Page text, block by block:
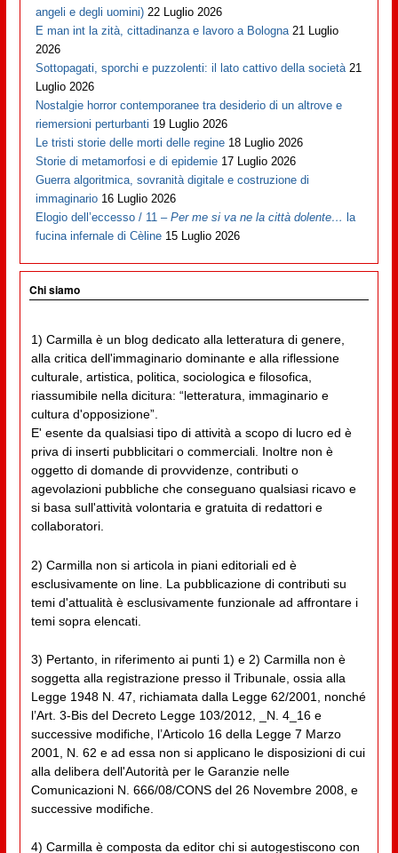
angeli e degli uomini) 22 Luglio 2026
E man int la zità, cittadinanza e lavoro a Bologna 21 Luglio
2026
Sottopagati, sporchi e puzzolenti: il lato cattivo della società 21
Luglio 2026
Nostalgie horror contemporanee tra desiderio di un altrove e
riemersioni perturbanti 19 Luglio 2026
Le tristi storie delle morti delle regine 18 Luglio 2026
Storie di metamorfosi e di epidemie 17 Luglio 2026
Guerra algoritmica, sovranità digitale e costruzione di
immaginario 16 Luglio 2026
Elogio dell’eccesso / 11 –Per me si va ne la città dolente… la
fucina infernale di Cèline 15 Luglio 2026
Chi siamo
1) Carmilla è un blog dedicato alla letteratura di genere,
alla critica dell'immaginario dominante e alla riflessione
culturale, artistica, politica, sociologica e filosofica,
riassumibile nella dicitura: “letteratura, immaginario e
cultura d'opposizione”.
E' esente da qualsiasi tipo di attività a scopo di lucro ed è
priva di inserti pubblicitari o commerciali. Inoltre non è
oggetto di domande di provvidenze, contributi o
agevolazioni pubbliche che conseguano qualsiasi ricavo e
si basa sull'attività volontaria e gratuita di redattori e
collaboratori.
2) Carmilla non si articola in piani editoriali ed è
esclusivamente on line. La pubblicazione di contributi su
temi d'attualità è esclusivamente funzionale ad affrontare i
temi sopra elencati.
3) Pertanto, in riferimento ai punti 1) e 2) Carmilla non è
soggetta alla registrazione presso il Tribunale, ossia alla
Legge 1948 N. 47, richiamata dalla Legge 62/2001, nonché
l’Art. 3-Bis del Decreto Legge 103/2012, _N. 4_16 e
successive modifiche, l’Articolo 16 della Legge 7 Marzo
2001, N. 62 e ad essa non si applicano le disposizioni di cui
alla delibera dell'Autorità per le Garanzie nelle
Comunicazioni N. 666/08/CONS del 26 Novembre 2008, e
successive modifiche.
4) Carmilla è composta da editor chi si autogestiscono con